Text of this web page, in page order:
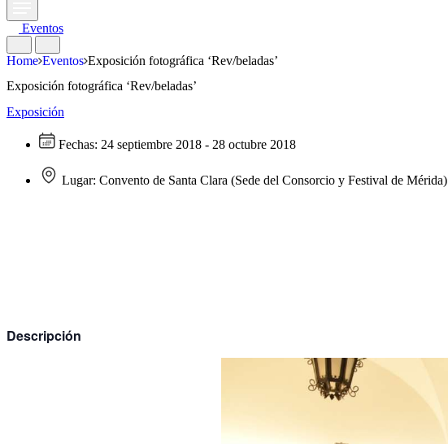
Eventos
Home Eventos Exposición fotográfica ‘Rev/beladas’
Exposición fotográfica ‘Rev/beladas’
Exposición
Fechas: 24 septiembre 2018 - 28 octubre 2018
Lugar: Convento de Santa Clara (Sede del Consorcio y Festival de Mérida)
Descripción